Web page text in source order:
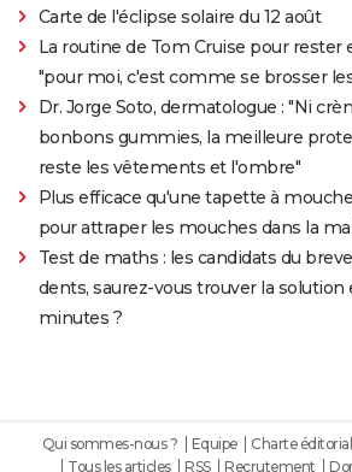
Carte de l'éclipse solaire du 12 août
La routine de Tom Cruise pour rester
"pour moi, c'est comme se brosser
Dr. Jorge Soto, dermatologue : "Ni
bonbons gummies, la meilleure
reste les vêtements et l'ombre"
Plus efficace qu'une tapette à
pour attraper les mouches dans la
Test de maths : les candidats du
dents, saurez-vous trouver la solution
minutes ?
Qui sommes-nous ? Equipe Charte
Tous les articles
RSS Recrutement